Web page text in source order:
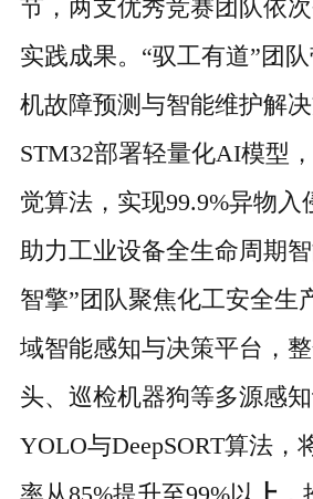
节，两支优秀竞赛团队依
实践成果。 “驭工有道”团
机故障预测与智能维护解
STM32部署轻量化AI模型
觉算法，实现99.9%异物入
助力工业设备全生命周期智
智擎”团队聚焦化工安全生
域智能感知与决策平台，
头、巡检机器狗等多源感
YOLO与DeepSORT算法，